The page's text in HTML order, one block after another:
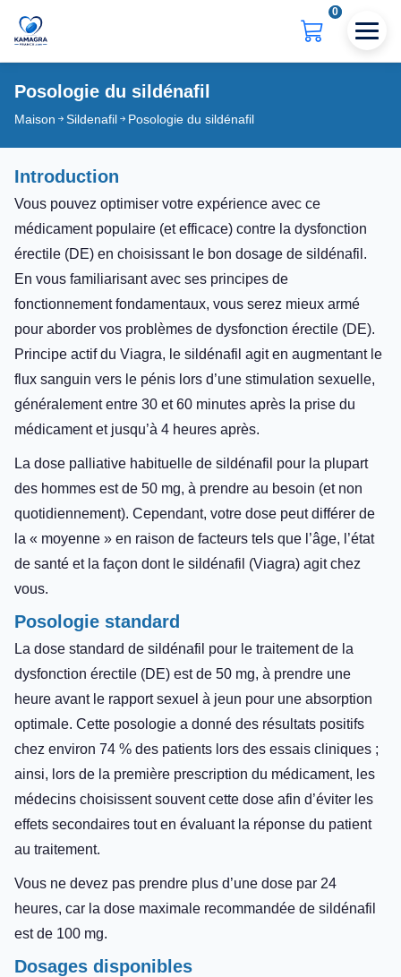
0
Posologie du sildénafil
Maison Sildenafil Posologie du sildénafil
Introduction
Vous pouvez optimiser votre expérience avec ce
médicament populaire (et efficace) contre la dysfonction
érectile (DE) en choisissant le bon dosage de sildénafil.
En vous familiarisant avec ses principes de
fonctionnement fondamentaux, vous serez mieux armé
pour aborder vos problèmes de dysfonction érectile (DE).
Principe actif du Viagra, le sildénafil agit en augmentant le
flux sanguin vers le pénis lors d’une stimulation sexuelle,
généralement entre 30 et 60 minutes après la prise du
médicament et jusqu’à 4 heures après.
La dose palliative habituelle de sildénafil pour la plupart
des hommes est de 50 mg, à prendre au besoin (et non
quotidiennement). Cependant, votre dose peut différer de
la « moyenne » en raison de facteurs tels que l’âge, l’état
de santé et la façon dont le sildénafil (Viagra) agit chez
vous.
Posologie standard
La dose standard de sildénafil pour le traitement de la
dysfonction érectile (DE) est de 50 mg, à prendre une
heure avant le rapport sexuel à jeun pour une absorption
optimale. Cette posologie a donné des résultats positifs
chez environ 74 % des patients lors des essais cliniques ;
ainsi, lors de la première prescription du médicament, les
médecins choisissent souvent cette dose afin d’éviter les
effets secondaires tout en évaluant la réponse du patient
au traitement.
Vous ne devez pas prendre plus d’une dose par 24
heures, car la dose maximale recommandée de sildénafil
est de 100 mg.
Dosages disponibles